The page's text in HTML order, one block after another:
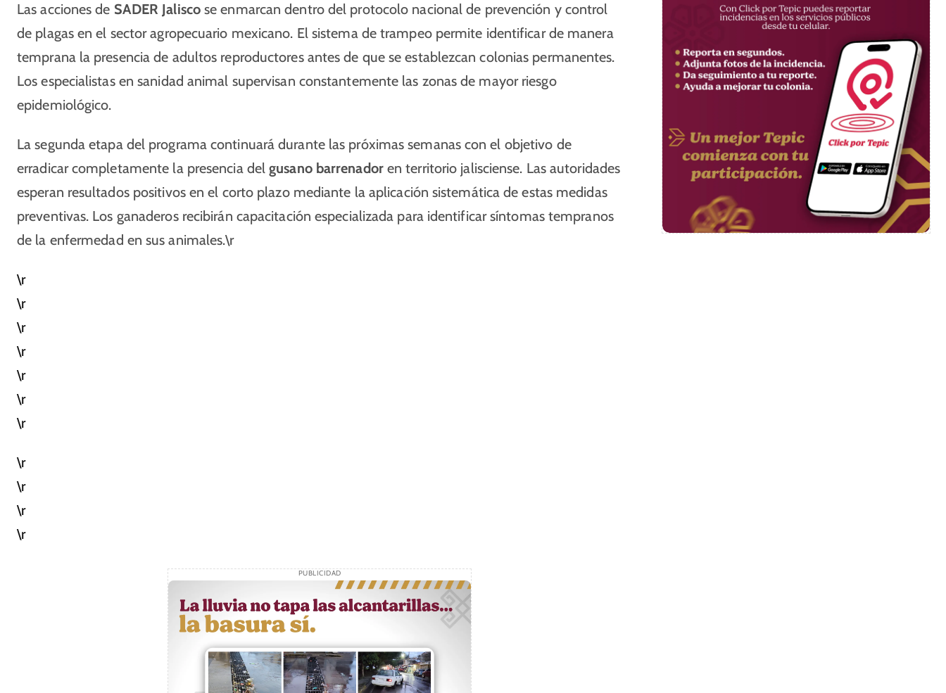
Las acciones de SADER Jaliscose enmarcan dentro del protocolo nacional de prevención y control
de plagas en el sector agropecuario mexicano. El sistema de trampeo permite identificar de manera
temprana la presencia de adultos reproductores antes de que se establezcan colonias permanentes.
Los especialistas en sanidad animal supervisan constantemente las zonas de mayor riesgo
epidemiológico.
La segunda etapa del programa continuará durante las próximas semanas con el objetivo de
erradicar completamente la presencia delgusano barrenadoren territorio jalisciense. Las autoridades
esperan resultados positivos en el corto plazo mediante la aplicación sistemática de estas medidas
preventivas. Los ganaderos recibirán capacitación especializada para identificar síntomas tempranos
de la enfermedad en sus animales.\r
\r
\r
\r
\r
\r
\r
\r
\r
\r
\r
\r
PUBLICIDAD